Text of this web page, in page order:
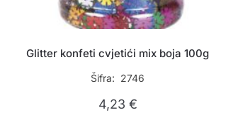
Glitter konfeti cvjetići mix boja 100g
Šifra: 2746
4,23 €